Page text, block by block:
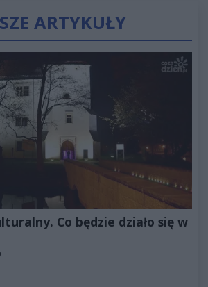
ARTYKUŁY
Co będzie działo się w